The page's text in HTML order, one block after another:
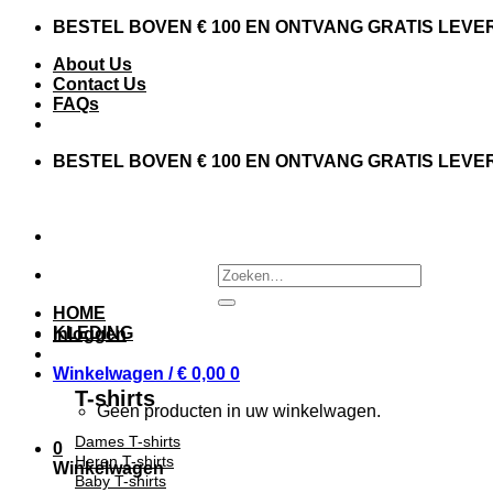
Skip
content
BESTEL BOVEN € 100 EN ONTVANG GRATIS
About Us
Contact Us
FAQs
BESTEL BOVEN € 100 EN ONTVANG GRATIS
Zoeken
naar:
Inloggen
Winkelwagen /€ 0,00 0
Geen producten in uw winkelwagen.
0
Winkelwagen
HOME
KLEDING
T-shirts
Dames T-shirts
Heren T-shirts
Baby T-shirts